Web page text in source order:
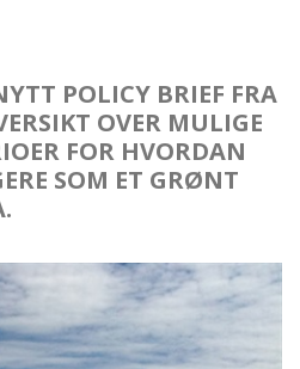
POLICY BRIEF FRA
OVER MULIGE
FOR HVORDAN
SOM ET GRØNT